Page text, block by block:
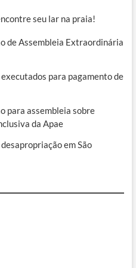
seu lar na praia!
de Assembleia Extraordinária
para pagamento de
para assembleia sobre
da Apae
em São